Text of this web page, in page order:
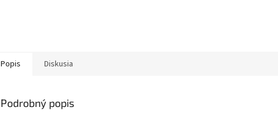
Popis Diskusia
Podrobný popis